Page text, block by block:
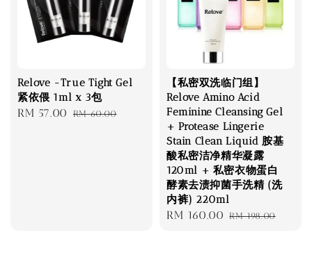
Relove -True Tight Gel
紧依偎 1ml x 3包
Sale
RM 57.00 Regular
RM 60.00
【私密双洗临门组】
Relove Amino Acid
Feminine Cleansing Gel
+ Protease Lingerie
Stain Clean Liquid 胺基
酸私密洁净精华凝露
120ml + 私密衣物蛋白
酵素去渍抑菌手洗精 (洗
内裤) 220ml
Sale
RM 160.00 Regular
RM 198.00